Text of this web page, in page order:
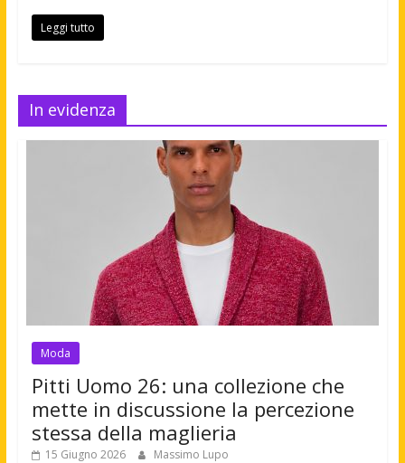
Leggi tutto
In evidenza
Moda
Pitti Uomo 26: una collezione che
mette in discussione la percezione
stessa della maglieria
15 Giugno 2026 Massimo Lupo